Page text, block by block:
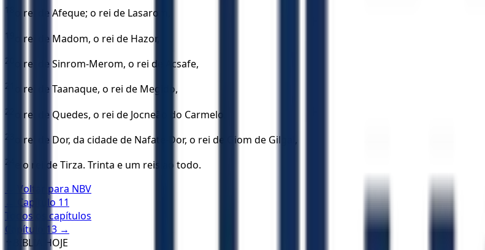
18 o rei de Afeque; o rei de Lasarom,
19 o rei de Madom, o rei de Hazor,
20 o rei de Sinrom-Merom, o rei de Acsafe,
21 o rei de Taanaque, o rei de Megido,
22 o rei de Quedes, o rei de Jocneão do Carmelo,
23 o rei de Dor, da cidade de Nafate-Dor, o rei de Giom de Gilgal,
24
e o rei de Tirza. Trinta e um reis ao todo.
← Voltar para NBV
← Capítulo 11
Todos os capítulos
Capítulo
13 →
BÍBLIA HOJE